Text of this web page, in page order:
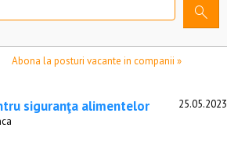
search
Abona la posturi vacante in companii »
locuri de munca marcate
siguranţa alimentelor
25.05.2023